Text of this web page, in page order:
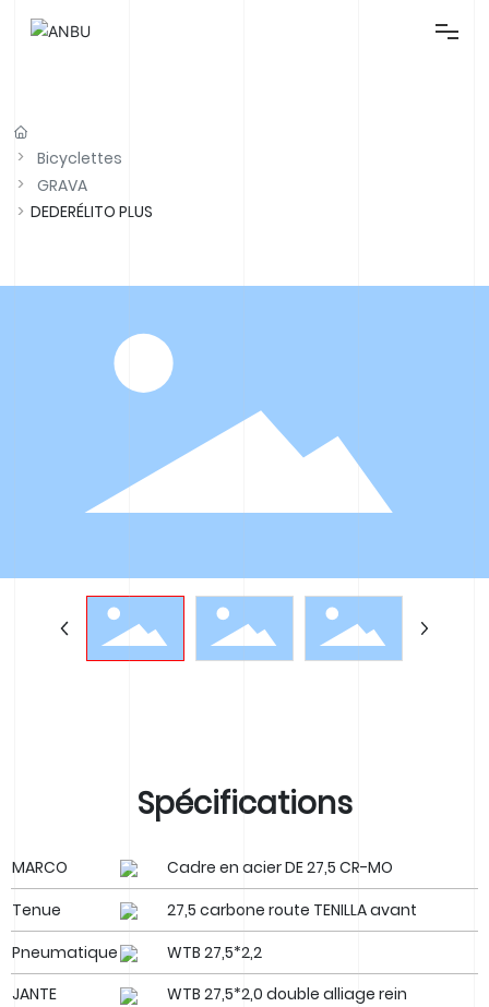
Bicyclettes
Pièces
中文版 Français
Bicyclettes
GRAVA
DEDERÉLITO PLUS
Spécifications
MARCO
Cadre en acier DE 27,5 CR-MO
Tenue
27,5 carbone route TENILLA avant
Pneumatique
WTB 27,5*2,2
JANTE
WTB 27,5*2,0 double alliage rein